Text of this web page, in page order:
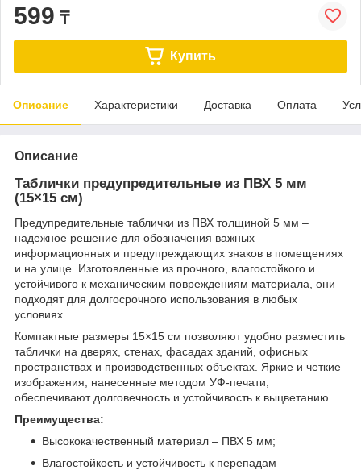
599 ₸
Купить
Описание Характеристики Доставка Оплата
Описание
Таблички предупредительные из ПВХ 5 мм
(15×15 см)
Предупредительные таблички из ПВХ толщиной 5 мм –
надежное решение для обозначения важных
информационных и предупреждающих знаков в помещениях
и на улице. Изготовленные из прочного, влагостойкого и
устойчивого к механическим повреждениям материала, они
подходят для долгосрочного использования в любых
условиях.
Компактные размеры 15×15 см позволяют удобно разместить
таблички на дверях, стенах, фасадах зданий, офисных
пространствах и производственных объектах. Яркие и четкие
изображения, нанесенные методом УФ-печати,
обеспечивают долговечность и устойчивость к выцветанию.
Преимущества:
Высококачественный материал – ПВХ 5 мм;
Влагостойкость и устойчивость к перепадам